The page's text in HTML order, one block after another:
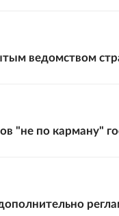
ведомством
"не по карману"